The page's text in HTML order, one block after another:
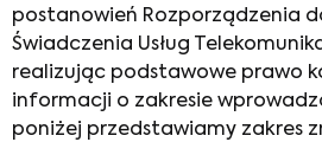
postanowień Rozporządzenia
Świadczenia Usług
realizując podstawowe prawo
informacji o zakresie
poniżej przedstawiamy zakres